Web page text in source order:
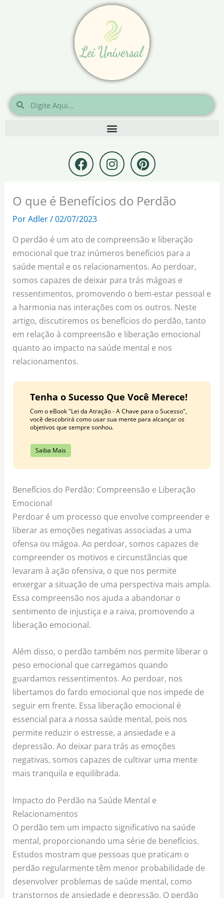
Pesquisar
Pesquisar
F
a
c
e
b
o
k
I
n
s
t
a
a
m
P
i
n
t
e
e
s
t
O que é Benefícios do Perdão
PorAdler/02/07/2023
O perdão é um ato de compreensão e liberação
emocional que traz inúmeros benefícios para a
saúde mental e os relacionamentos. Ao perdoar,
somos capazes de deixar para trás mágoas e
ressentimentos, promovendo o bem-estar pessoal e
a harmonia nas interações com os outros. Neste
artigo, discutiremos os benefícios do perdão, tanto
em relação à compreensão e liberação emocional
quanto ao impacto na saúde mental e nos
relacionamentos.
Tenha o Sucesso Que Você Merece!
Com o eBook "Lei da Atração - A Chave para o Sucesso",
você descobrirá como usar sua mente para alcançar os
objetivos que sempre sonhou.
Saiba Mais
Benefícios do Perdão: Compreensão e Liberação
Emocional
Perdoar é um processo que envolve compreender e
liberar as emoções negativas associadas a uma
ofensa ou mágoa. Ao perdoar, somos capazes de
compreender os motivos e circunstâncias que
levaram à ação ofensiva, o que nos permite
enxergar a situação de uma perspectiva mais ampla.
Essa compreensão nos ajuda a abandonar o
sentimento de injustiça e a raiva, promovendo a
liberação emocional.
Além disso, o perdão também nos permite liberar o
peso emocional que carregamos quando
guardamos ressentimentos. Ao perdoar, nos
libertamos do fardo emocional que nos impede de
seguir em frente. Essa liberação emocional é
essencial para a nossa saúde mental, pois nos
permite reduzir o estresse, a ansiedade e a
depressão. Ao deixar para trás as emoções
negativas, somos capazes de cultivar uma mente
mais tranquila e equilibrada.
Impacto do Perdão na Saúde Mental e
Relacionamentos
O perdão tem um impacto significativo na saúde
mental, proporcionando uma série de benefícios.
Estudos mostram que pessoas que praticam o
perdão regularmente têm menor probabilidade de
desenvolver problemas de saúde mental, como
transtornos de ansiedade e depressão. O perdão